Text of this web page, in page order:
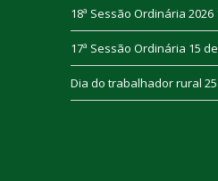
18ª Sessão Ordinária 2026
17ª Sessão Ordinária 15
Dia do trabalhador rural